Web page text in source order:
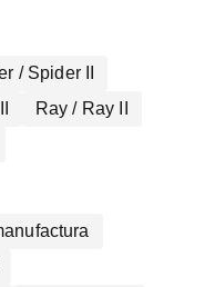
/ Spider II
Ray / Ray II